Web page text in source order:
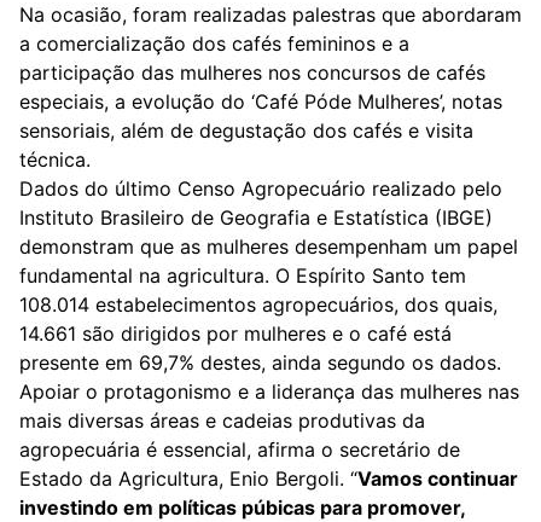
Na ocasião, foram realizadas palestras que abordaram
a comercialização dos cafés femininos e a
participação das mulheres nos concursos de cafés
especiais, a evolução do ‘Café Póde Mulheres’, notas
sensoriais, além de degustação dos cafés e visita
técnica.
Dados do último Censo Agropecuário realizado pelo
Instituto Brasileiro de Geografia e Estatística (IBGE)
demonstram que as mulheres desempenham um papel
fundamental na agricultura. O Espírito Santo tem
108.014 estabelecimentos agropecuários, dos quais,
14.661 são dirigidos por mulheres e o café está
presente em 69,7% destes, ainda segundo os dados.
Apoiar o protagonismo e a liderança das mulheres nas
mais diversas áreas e cadeias produtivas da
agropecuária é essencial, afirma o secretário de
Estado da Agricultura, Enio Bergoli. “Vamos continuar
investindo em políticas púbicas para promover,